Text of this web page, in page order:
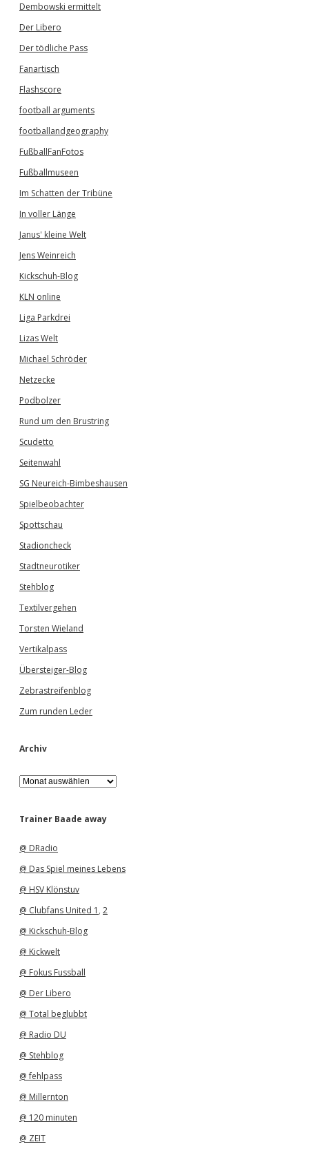
Dembowski ermittelt
Der Libero
Der tödliche Pass
Fanartisch
Flashscore
football arguments
footballandgeography
FußballFanFotos
Fußballmuseen
Im Schatten der Tribüne
In voller Länge
Janus' kleine Welt
Jens Weinreich
Kickschuh-Blog
KLN online
Liga Parkdrei
Lizas Welt
Michael Schröder
Netzecke
Podbolzer
Rund um den Brustring
Scudetto
Seitenwahl
SG Neureich-Bimbeshausen
Spielbeobachter
Spottschau
Stadioncheck
Stadtneurotiker
Stehblog
Textilvergehen
Torsten Wieland
Vertikalpass
Übersteiger-Blog
Zebrastreifenblog
Zum runden Leder
Archiv
A
r
h
Trainer Baade away
@ DRadio
@ Das Spiel meines Lebens
@ HSV Klönstuv
@ Clubfans United 1 , 2
@ Kickschuh-Blog
@ Kickwelt
@ Fokus Fussball
@ Der Libero
@ Total beglubbt
@ Radio DU
@ Stehblog
@ fehlpass
@ Millernton
@ 120 minuten
@ ZEIT